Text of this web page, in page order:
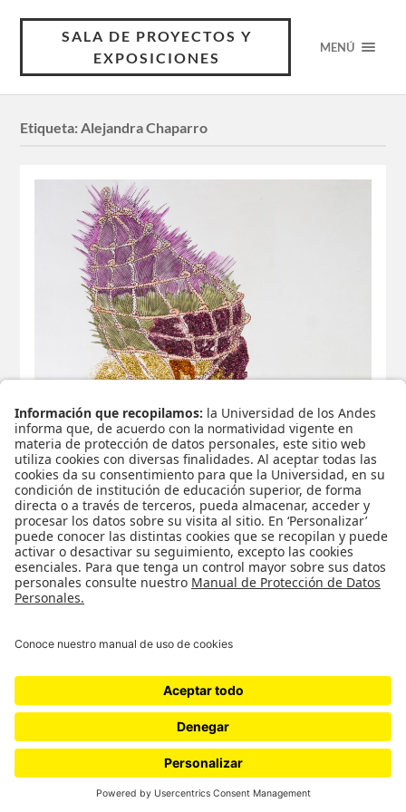
SALA DE PROYECTOS Y
EXPOSICIONES
MENÚ
Etiqueta:Alejandra Chaparro
Lo Que Se Ve No Se Pregunta /
Museo Q en la Universidad de los Andes | 14 de marzo a
12 de abril | S1-206 Salir del clóset es arrogante. Pasa